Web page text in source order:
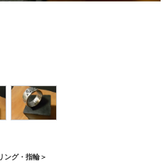
ング・指輪＞